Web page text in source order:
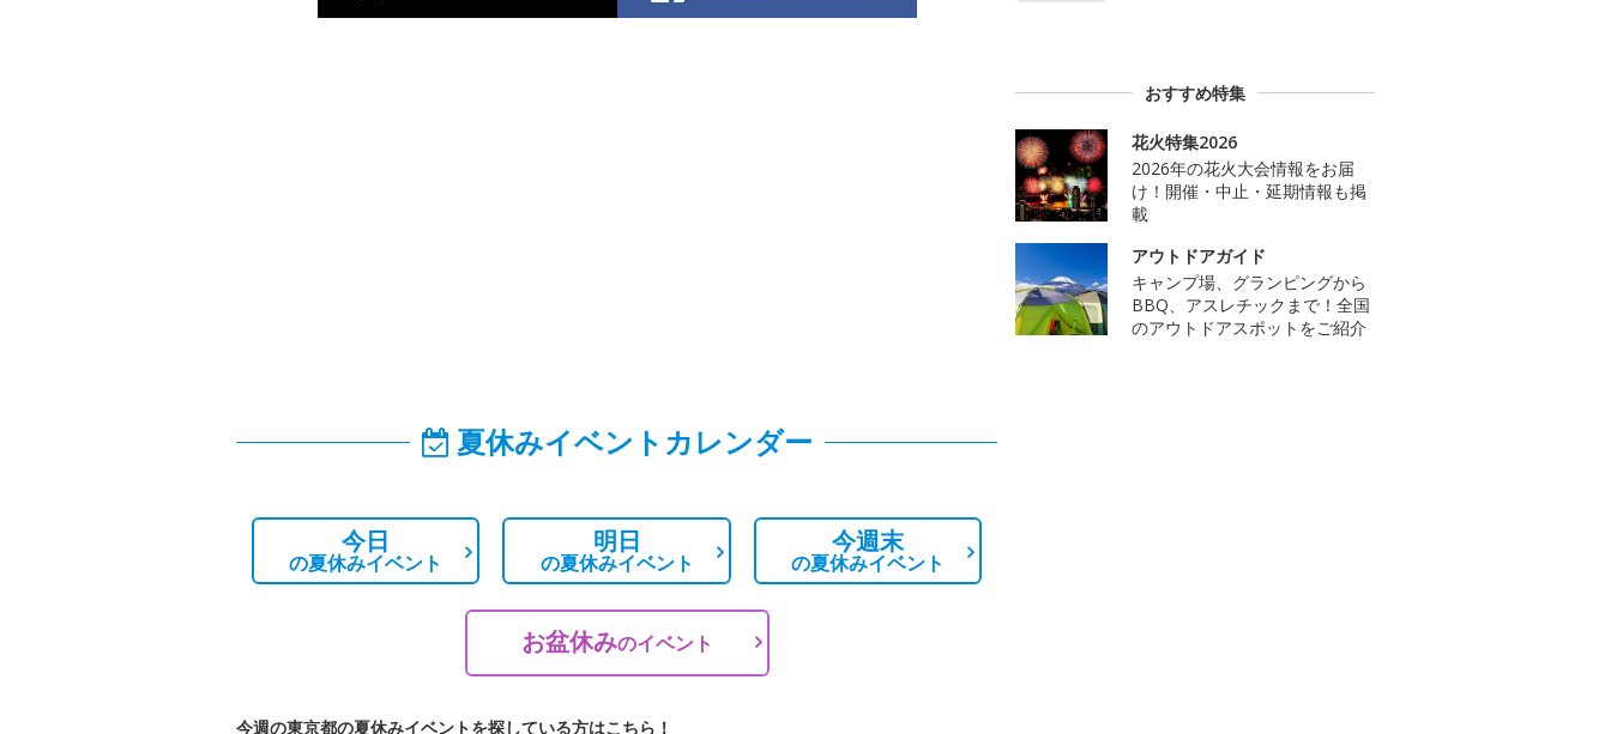
夏休みイベントカレンダー
今日
の夏休みイベント
明日
の夏休みイベント
今週末
の夏休みイベント
お盆休みのイベント
今週の東京都の夏休みイベントを探している方はこちら！
おすすめ特集
花火特集2026
2026年の花火大会情報をお届
け！開催・中止・延期情報も掲
載
アウトドアガイド
キャンプ場、グランピングから
BBQ、アスレチックまで！全国
のアウトドアスポットをご紹介